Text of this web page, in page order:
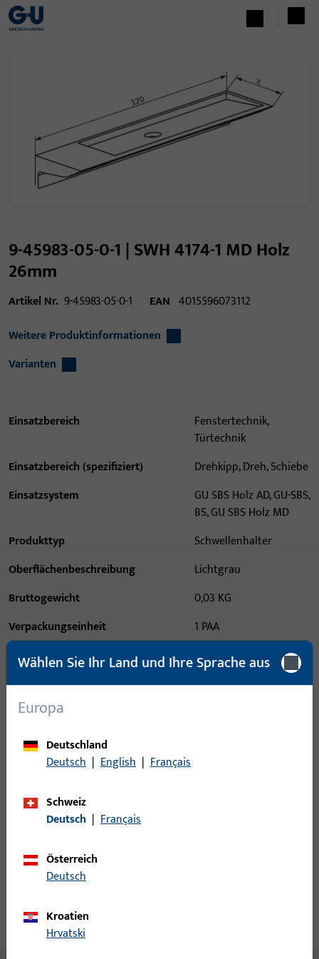
9-45983-05-0-1 | SWH 4174-1 MD Holz
26mm
Artikel Nr. 9-45983-05-0-1 EAN 4015596073112
Weitere Produktinformationen
Varianten
Einsatzbereich
Fenstertechnik,
Türtechnik
Einsatzbereich (spezifiziert)
Drehkipp, Dreh, Schiebe
Einsatzsystem
GU SBS Holz AD, GU-SBS,
BS, GU SBS Holz MD
Produkttyp
Schwellenhalter
Oberflächenbeschreibung
Lichtgrau
Bruttogewicht
0,03 KG
Verpackungseinheit
1 PAA
Mindestbestelleinheit
1 PAA
Anmeldung
Bitte melden Sie sich mit Ihren Kundendaten an um eine
Preisinformation zu erhalten oder Artikel zu bestellen
Produktbeschreibung
Technische Daten
Wählen Sie Ihr Land und Ihre Sprache aus
Europa
Deutschland
Deutsch | English | Français
Schweiz
Deutsch | Français
Österreich
Deutsch
Kroatien
Hrvatski